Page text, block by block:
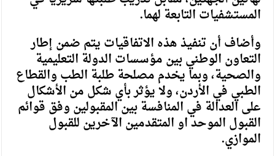
المستشفيات التابعة لهما.
وأضاف أن تنفيذ هذه الاتفاقيات يتم ضمن إطار
التعاون الوطني بين مؤسساتالدولةالتعليمية
والصحية، وبما يخدم مصلحة طلبة الطب والقطاع
الطبي في الأردن، ولا يؤثر بأي شكل من الأشكال
على العدالة في المنافسة بين المقبولين وفق قوائم
القبول الموحد او المتقدمين الآخرين للقبول
الموازي.